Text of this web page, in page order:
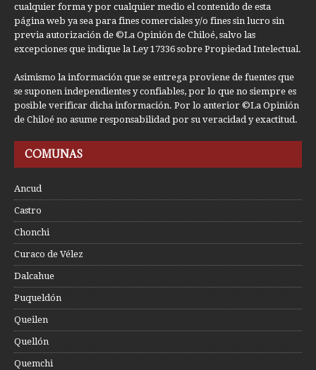
cualquier forma y por cualquier medio el contenido de esta
página web ya sea para fines comerciales y/o fines sin lucro sin
previa autorización de ©La Opinión de Chiloé, salvo las
excepciones que indique la Ley 17336 sobre Propiedad Intelectual.
Asimismo la información que se entrega proviene de fuentes que
se suponen independientes y confiables, por lo que no siempre es
posible verificar dicha información. Por lo anterior ©La Opinión
de Chiloé no asume responsabilidad por su veracidad y exactitud.
COMUNAS
Ancud
Castro
Chonchi
Curaco de Vélez
Dalcahue
Puqueldón
Queilen
Quellón
Quemchi